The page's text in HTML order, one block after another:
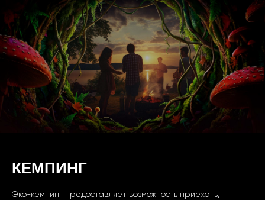
КЕМПИНГ
Эко-кемпинг предоставляет возможность приехать,